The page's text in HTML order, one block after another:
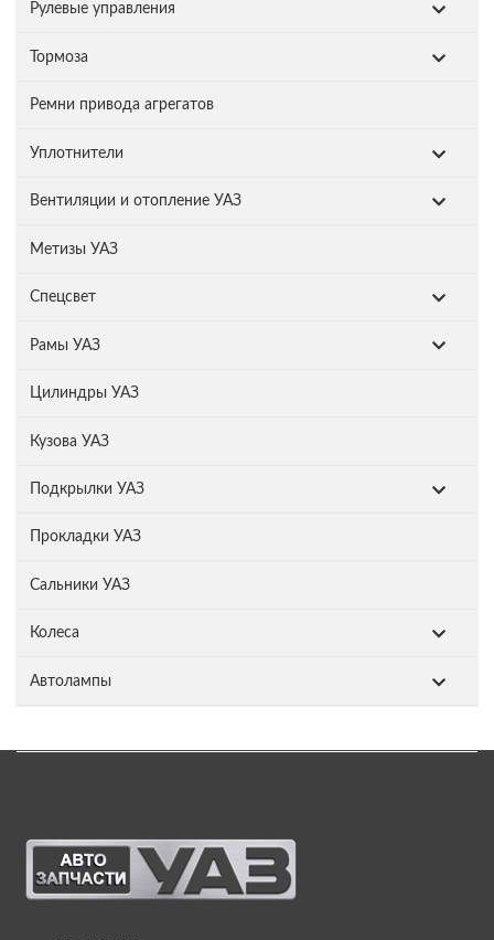
Рулевые управления
Тормоза
Ремни привода агрегатов
Уплотнители
Вентиляции и отопление УАЗ
Метизы УАЗ
Спецсвет
Рамы УАЗ
Цилиндры УАЗ
Кузова УАЗ
Подкрылки УАЗ
Прокладки УАЗ
Сальники УАЗ
Колеса
Автолампы